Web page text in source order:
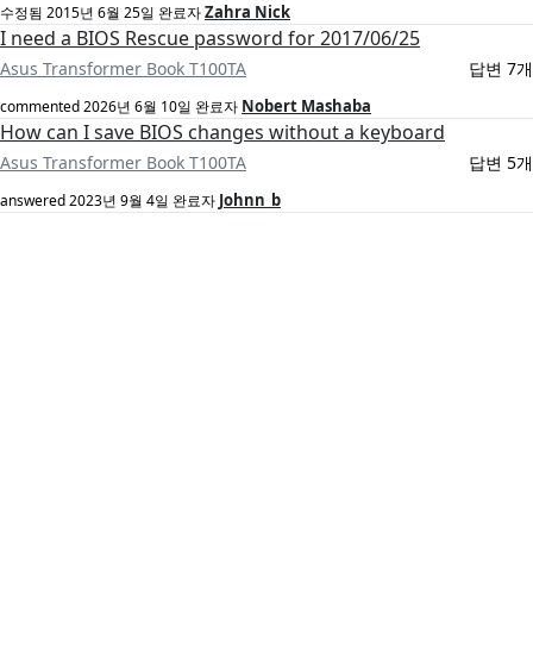
수정됨 2015년 6월 25일 완료자Zahra Nick
I need a BIOS Rescue password for 2017/06/25
Asus Transformer Book T100TA 답변 7개
commented2026년 6월 10일 완료자 Nobert Mashaba
How can I save BIOS changes without a keyboard
Asus Transformer Book T100TA 답변 5개
answered2023년 9월 4일 완료자 Johnn_b